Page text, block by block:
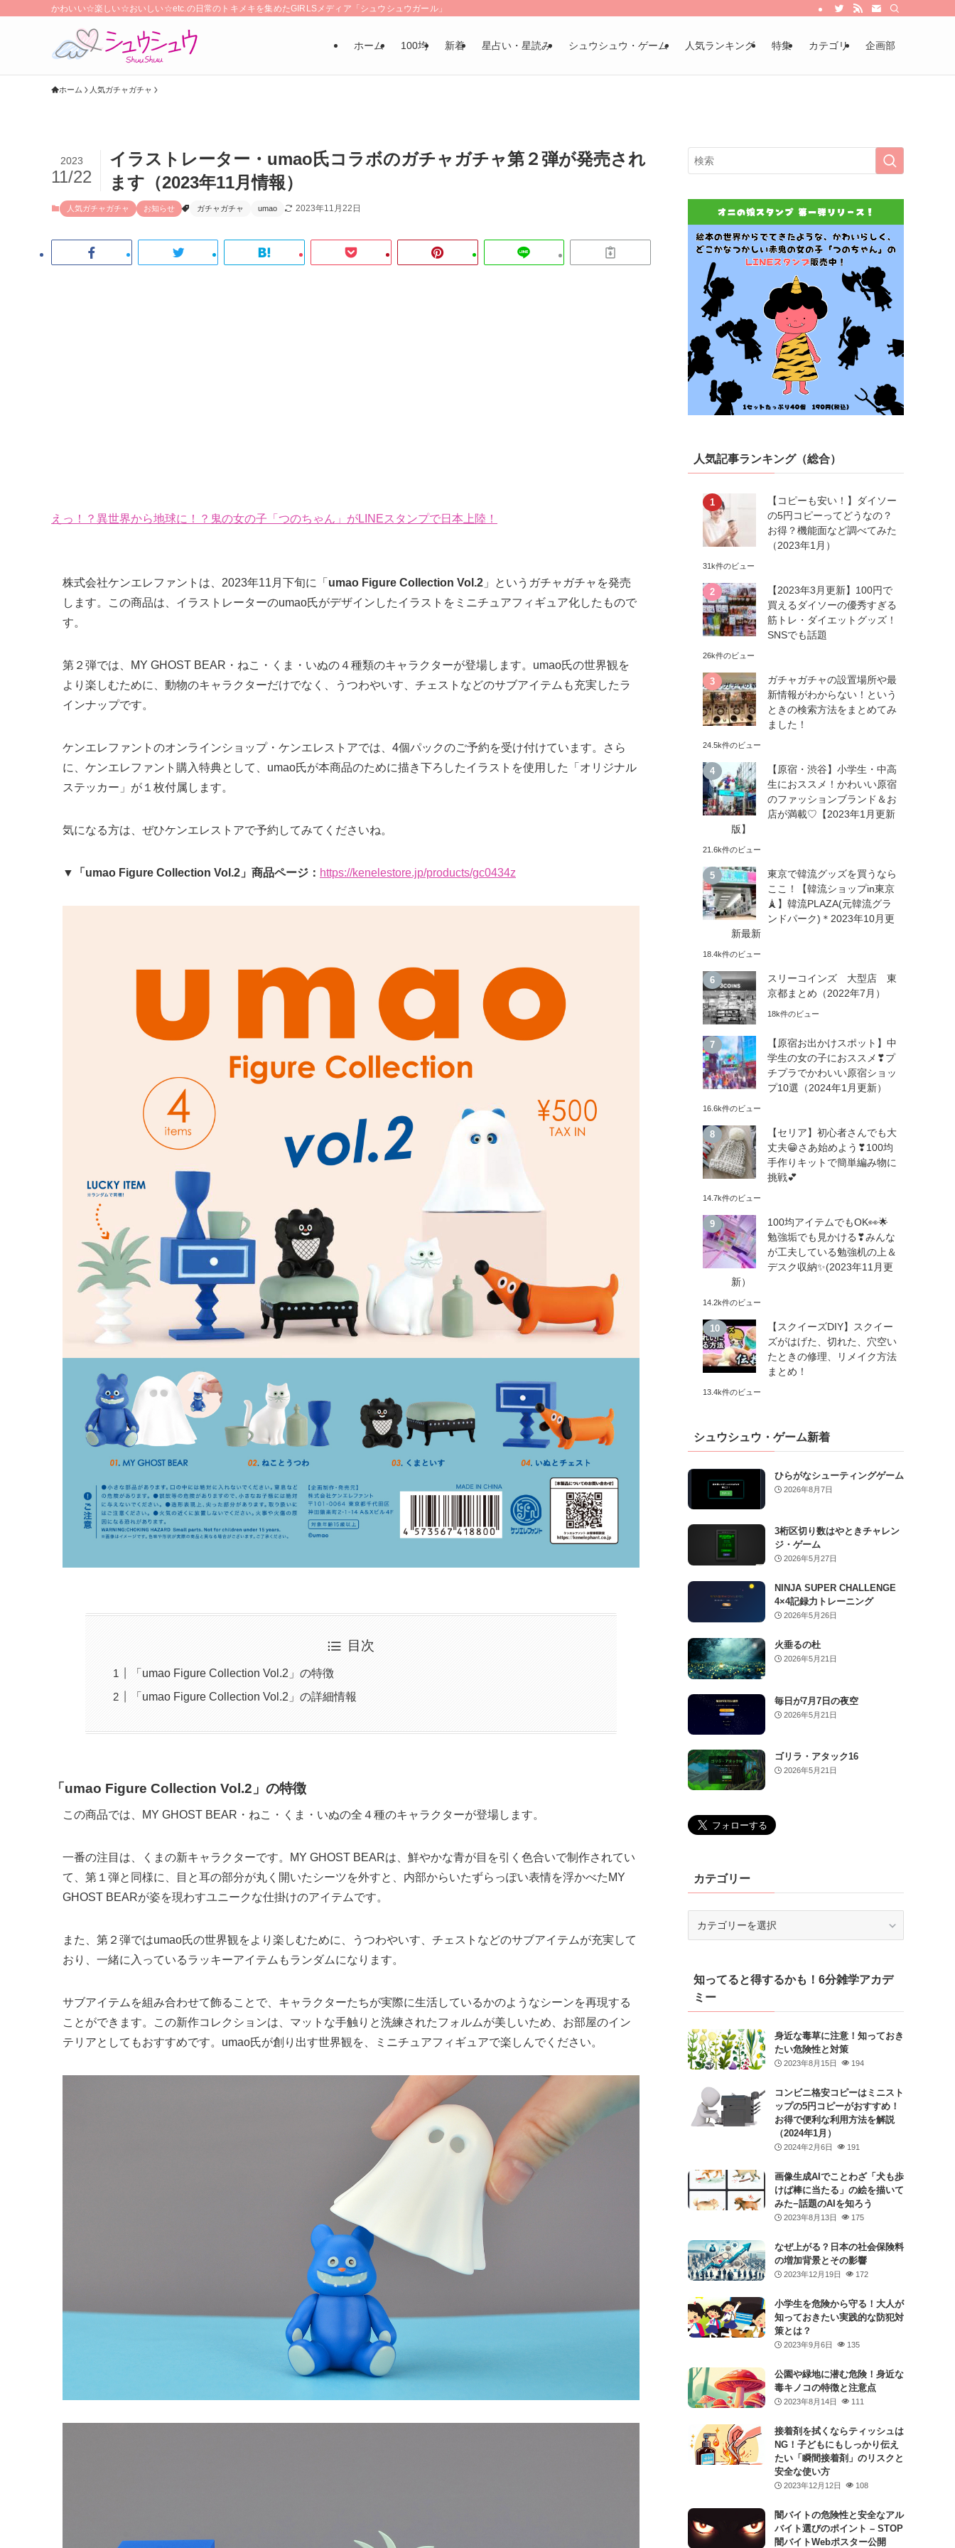
かわいい☆楽しい☆おいしい☆etc.の日常のトキメキを集めたGIRLSメディア「シュウシュウガール」
ホーム 100均 新着 星占い・星読み シュウシュウ・ゲーム 人気ランキング 特集 カテゴリ 企画部
ホーム 人気ガチャガチャ
イラストレーター・umao氏コラボのガチャガチャ第２弾が発売され
ます（2023年11月情報）
2023
11/22
人気ガチャガチャ お知らせ ガチャガチャ umao 2023年11月22日
えっ！？異世界から地球に！？鬼の女の子「つのちゃん」がLINEスタンプで日本上陸！
株式会社ケンエレファントは、2023年11月下旬に「 umao Figure Collection Vol.2 」というガチャガチャを発売
します。この商品は、イラストレーターのumao氏がデザインしたイラストをミニチュアフィギュア化したもので
す。
第２弾では、MY GHOST BEAR・ねこ・くま・いぬの４種類のキャラクターが登場します。umao氏の世界観を
より楽しむために、動物のキャラクターだけでなく、うつわやいす、チェストなどのサブアイテムも充実したラ
インナップです。
ケンエレファントのオンラインショップ・ケンエレストアでは、4個パックのご予約を受け付けています。さら
に、ケンエレファント購入特典として、umao氏が本商品のために描き下ろしたイラストを使用した「オリジナル
ステッカー」が１枚付属します。
気になる方は、ぜひケンエレストアで予約してみてくださいね。
▼「umao Figure Collection Vol.2」商品ページ： https://kenelestore.jp/products/gc0434z
目次
「umao Figure Collection Vol.2」の特徴
「umao Figure Collection Vol.2」の詳細情報
「umao Figure Collection Vol.2」の特徴
この商品では、MY GHOST BEAR・ねこ・くま・いぬの全４種のキャラクターが登場します。
一番の注目は、くまの新キャラクターです。MY GHOST BEARは、鮮やかな青が目を引く色合いで制作されてい
て、第１弾と同様に、目と耳の部分が丸く開いたシーツを外すと、内部からいたずらっぽい表情を浮かべたMY
GHOST BEARが姿を現わすユニークな仕掛けのアイテムです。
また、第２弾ではumao氏の世界観をより楽しむために、うつわやいす、チェストなどのサブアイテムが充実して
おり、一緒に入っているラッキーアイテムもランダムになります。
サブアイテムを組み合わせて飾ることで、キャラクターたちが実際に生活しているかのようなシーンを再現する
ことができます。この新作コレクションは、マットな手触りと洗練されたフォルムが美しいため、お部屋のイン
テリアとしてもおすすめです。umao氏が創り出す世界観を、ミニチュアフィギュアで楽しんでください。
人気記事ランキング（総合）
【コピーも安い！】ダイソー
の5円コピーってどうなの？
お得？機能面など調べてみた
（2023年1月）
31k件のビュー
【2023年3月更新】100円で
買えるダイソーの優秀すぎる
筋トレ・ダイエットグッズ！
SNSでも話題
26k件のビュー
ガチャガチャの設置場所や最
新情報がわからない！という
ときの検索方法をまとめてみ
ました！
24.5k件のビュー
【原宿・渋谷】小学生・中高
生におススメ！かわいい原宿
のファッションブランド＆お
店が満載♡【2023年1月更新
版】
21.6k件のビュー
東京で韓流グッズを買うなら
ここ！【韓流ショップin東京
🗼】韓流PLAZA(元韓流グラ
ンドパーク)＊2023年10月更
新最新
18.4k件のビュー
スリーコインズ 大型店 東
京都まとめ（2022年7月）
18k件のビュー
【原宿お出かけスポット】中
学生の女の子におススメ❣プ
チプラでかわいい原宿ショッ
プ10選（2024年1月更新）
16.6k件のビュー
【セリア】初心者さんでも大
丈夫😁さあ始めよう❣100均
手作りキットで簡単編み物に
挑戦💕
14.7k件のビュー
100均アイテムでもOK👀🌟
勉強垢でも見かける❣みんな
が工夫している勉強机の上＆
デスク収納✨(2023年11月更
新）
14.2k件のビュー
【スクイーズDIY】スクイー
ズがはげた、切れた、穴空い
たときの修理、リメイク方法
まとめ！
13.4k件のビュー
シュウシュウ・ゲーム新着
ひらがなシューティングゲーム
2026年8月7日
3桁区切り数はやときチャレン
ジ・ゲーム
2026年5月27日
NINJA SUPER CHALLENGE
4×4記録力トレーニング
2026年5月26日
火垂るの杜
2026年5月21日
毎日が7月7日の夜空
2026年5月21日
ゴリラ・アタック16
2026年5月21日
カテゴリー
ー知ってると得するかも！6分雑学アカデ
ミー
身近な毒草に注意！知っておき
たい危険性と対策
2023年8月15日 194
コンビニ格安コピーはミニスト
ップの5円コピーがおすすめ！
お得で便利な利用方法を解説
（2024年1月）
2024年2月6日 191
画像生成AIでことわざ「犬も歩
けば棒に当たる」の絵を描いて
みた−話題のAIを知ろう
2023年8月13日 175
なぜ上がる？日本の社会保険料
の増加背景とその影響
2023年12月19日 172
小学生を危険から守る！大人が
知っておきたい実践的な防犯対
策とは？
2023年9月6日 135
公園や緑地に潜む危険！身近な
毒キノコの特徴と注意点
2023年8月14日 111
接着剤を拭くならティッシュは
NG！子どもにもしっかり伝え
たい「瞬間接着剤」のリスクと
安全な使い方
2023年12月12日 108
闇バイトの危険性と安全なアル
バイト選びのポイント – STOP
闇バイトWebポスター公開